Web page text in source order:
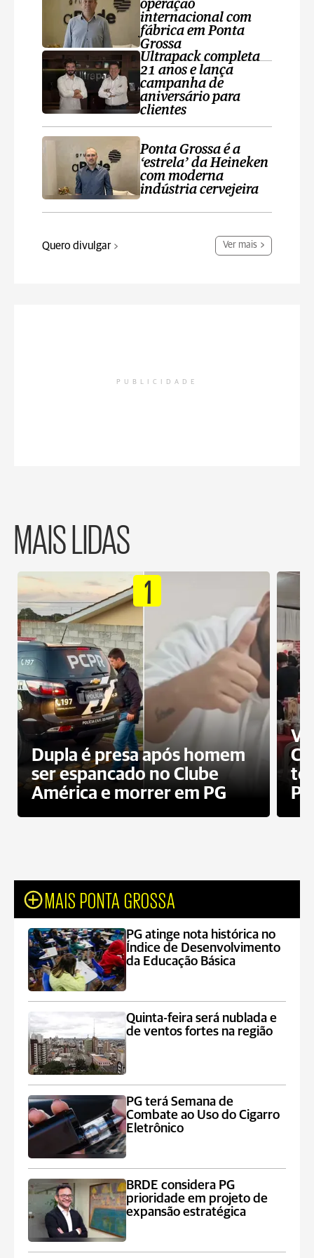
operação
internacional com
fábrica em Ponta
Grossa
Ultrapack completa
21 anos e lança
campanha de
aniversário para
clientes
Ponta Grossa é a
‘estrela’ da Heineken
com moderna
indústria cervejeira
Quero divulgar Ver mais
PUBLICIDADE
MAIS LIDAS
1
Dupla é presa após homem
ser espancado no Clube
América e morrer em PG
PG
MAIS PONTA GROSSA
PG atinge nota histórica no
Índice de Desenvolvimento
da Educação Básica
Quinta-feira será nublada e
de ventos fortes na região
PG terá Semana de
Combate ao Uso do Cigarro
Eletrônico
BRDE considera PG
prioridade em projeto de
expansão estratégica